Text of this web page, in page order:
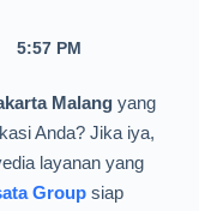
5:57 PM
Malangyang
Anda? Jika iya,
layanan yang
Groupsiap